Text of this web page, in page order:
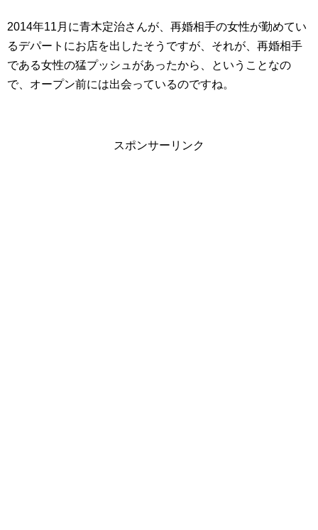
2014年11月に青木定治さんが、再婚相手の女性が勤めてい
るデパートにお店を出したそうですが、それが、再婚相手
である女性の猛プッシュがあったから、ということなの
で、オープン前には出会っているのですね。
スポンサーリンク